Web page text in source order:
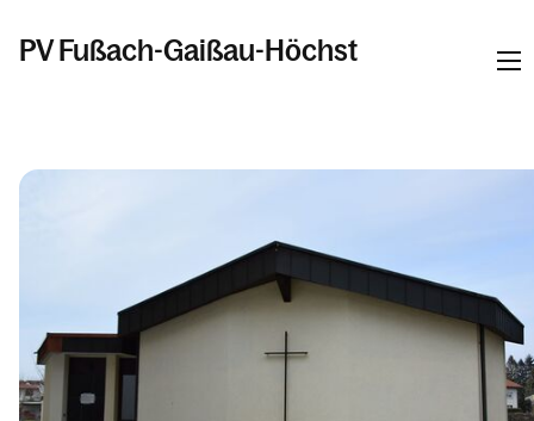
PV Fußach-Gaißau-Höchst
Personen